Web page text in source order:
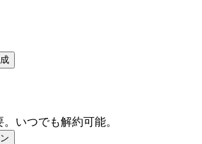
いつでも解約可能。